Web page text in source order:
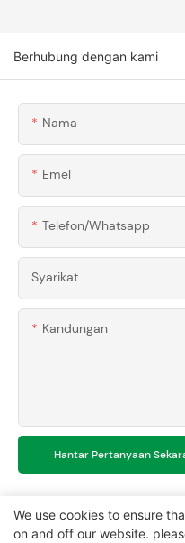
Berhubung dengan kami
Nama
Emel
Telefon/whatsapp
Syarikat
Kandungan
Hantar Pertanyaan
We use cookies to ensure
on and off our website.